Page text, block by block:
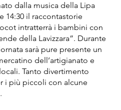
dalla musica della Lipa
14:30 il raccontastorie
intratterrà i bambini con
della Lavizzara”. Durante
sarà pure presente un
dell’artigianato e
Tanto divertimento
i più piccoli con alcune